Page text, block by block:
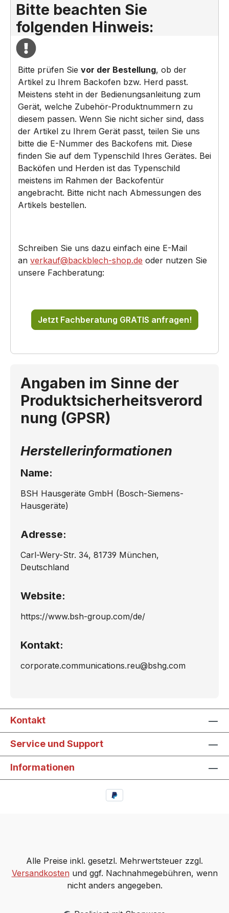
Bitte beachten Sie
folgenden Hinweis:
Bitte prüfen Sie vor der Bestellung, ob der
Artikel zu Ihrem Backofen bzw. Herd passt.
Meistens steht in der Bedienungsanleitung zum
Gerät, welche Zubehör-Produktnummern zu
diesem passen. Wenn Sie nicht sicher sind, dass
der Artikel zu Ihrem Gerät passt, teilen Sie uns
bitte die E-Nummer des Backofens mit. Diese
finden Sie auf dem Typenschild Ihres Gerätes. Bei
Backöfen und Herden ist das Typenschild
meistens im Rahmen der Backofentür
angebracht. Bitte nicht nach Abmessungen des
Artikels bestellen.
Schreiben Sie uns dazu einfach eine E-Mail
an verkauf@backblech-shop.de oder nutzen Sie
unsere Fachberatung:
Jetzt Fachberatung GRATIS anfragen!
Angaben im Sinne der
Produktsicherheitsverord
nung (GPSR)
Herstellerinformationen
Name:
BSH Hausgeräte GmbH (Bosch-Siemens-
Hausgeräte)
Adresse:
Carl-Wery-Str. 34, 81739 München,
Deutschland
Website:
https://www.bsh-group.com/de/
Kontakt:
corporate.communications.reu@bshg.com
Kontakt
Service und Support
Informationen
Alle Preise inkl. gesetzl. Mehrwertsteuer zzgl.
Versandkosten und ggf. Nachnahmegebühren, wenn
nicht anders angegeben.